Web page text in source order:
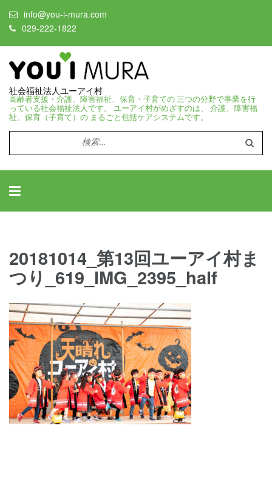
info@you-i-mura.com
029-222-1822
社会福祉法人ユーアイ村
高齢者支援・介護、障害福祉、保育・子育ての 三つの分野で事業を行
っている社会福祉法人です。 ユーアイ村がめざすのは、 介護、障害福
祉、保育（子育て）の まるごと包括ケアシステムです。
検
索:
20181014_第13回ユーアイ村ま
つり_619_IMG_2395_half